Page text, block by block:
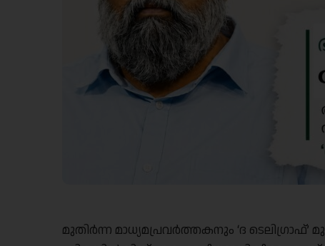
മുതിർന്ന മാധ്യമപ്രവർത്തകനും ‘ദ